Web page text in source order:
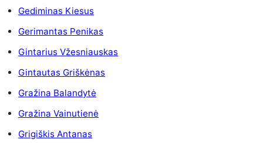
Gediminas Kiesus
Gerimantas Penikas
Gintarius Vžesniauskas
Gintautas Griškėnas
Gražina Balandytė
Gražina Vainutienė
Grigiškis Antanas